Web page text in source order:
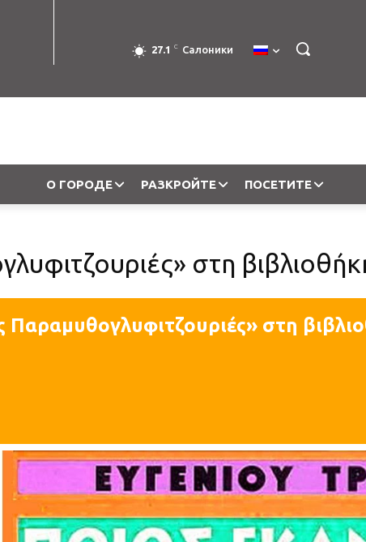
27.1 C Салоники
О ГОРОДЕ РАЗКРОЙТЕ ПОСЕТИТЕ
στη
Παραμυθογλυφιτζουριές» στη